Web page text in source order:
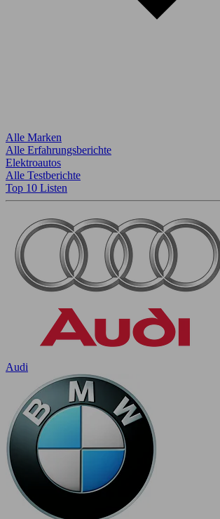
Alle Marken
Alle Erfahrungsberichte
Elektroautos
Alle Testberichte
Top 10 Listen
Audi